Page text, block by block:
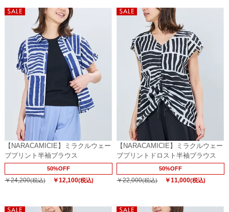
【NARACAMICIE】ミラクルウェー
ブプリント半袖ブラウス
50%OFF
￥24,200(税込) ￥12,100(税込)
【NARACAMICIE】ミラクルウェー
ブプリントドロスト半袖ブラウス
50%OFF
￥22,000(税込) ￥11,000(税込)